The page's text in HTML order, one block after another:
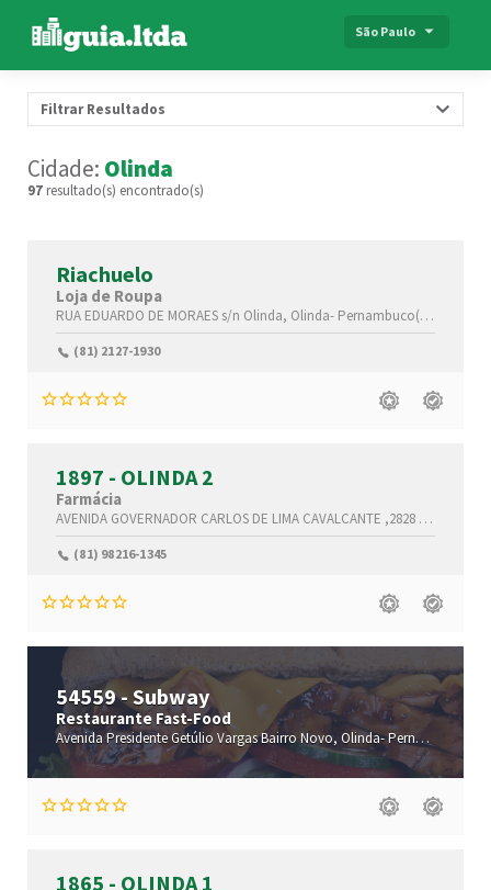
São Paulo
Filtrar Resultados
Cidade: Olinda
97 resultado(s) encontrado(s)
Riachuelo
Loja de Roupa
RUA EDUARDO DE MORAES s/n Olinda, Olinda- Pernambuco(PE)
(81) 2127-1930
1897 - OLINDA 2
Farmácia
AVENIDA GOVERNADOR CARLOS DE LIMA CAVALCANTE ,2828 -CASA
(81) 98216-1345
54559 - Subway
Restaurante Fast-Food
Avenida Presidente Getúlio VargasBairro Novo, Olinda-Pernambuco(PE)
1865 - OLINDA 1